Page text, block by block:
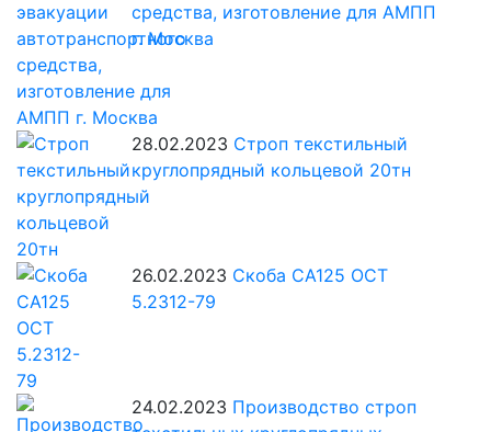
средства, изготовление для АМПП
г. Москва
28.02.2023 Строп текстильный
круглопрядный кольцевой 20тн
26.02.2023 Скоба СА125 ОСТ
5.2312-79
24.02.2023 Производство строп